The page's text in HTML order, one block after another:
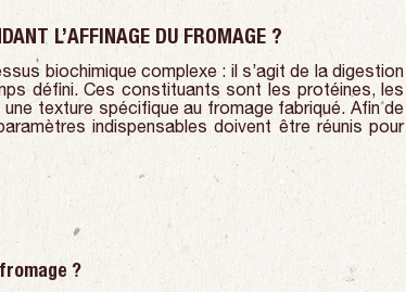
L’AFFINAGE DU FROMAGE ?
biochimique complexe : il s’agit de la digestion
défini. Ces constituants sont les protéines, les
texture spécifique au fromage fabriqué. Afin de
indispensables doivent être réunis pour
?